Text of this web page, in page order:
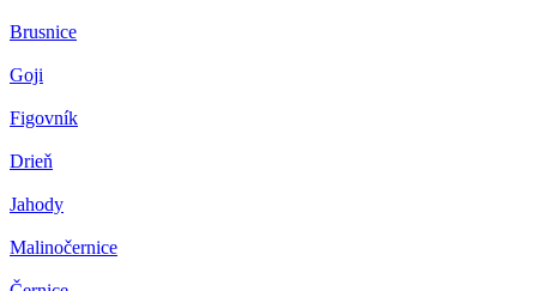
Brusnice
Goji
Figovník
Drieň
Jahody
Malinočernice